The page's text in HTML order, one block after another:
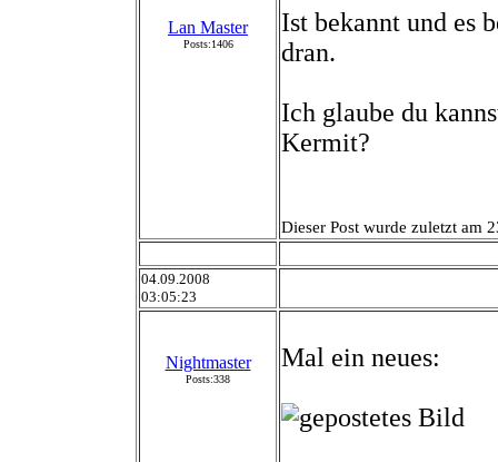
Lan Master
Posts:1406
Ist bekannt und es
dran.
Ich glaube du
Kermit?
Dieser Post wurde zuletzt am
04.09.2008
03:05:23
Nightmaster
Posts:338
Mal ein neues: